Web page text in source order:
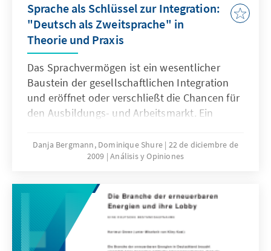
Sprache als Schlüssel zur Integration:
"Deutsch als Zweitsprache" in
Theorie und Praxis
Das Sprachvermögen ist ein wesentlicher
Baustein der gesellschaftlichen Integration
und eröffnet oder verschließt die Chancen für
den Ausbildungs- und Arbeitsmarkt. Ein
aus Familien mit Migrationsgeschichte. Viele
dieser Kinder lernen Deutsch nicht als ihre
der gezielten Sprachförderung liegt daher ein
enormes Potenzial für diese Kinder, und der
Politik stellt sich eine Zukunftsaufgabe.
Danja Bergmann, Dominique Shure 22 de diciembre de
2009 Análisis y Opiniones